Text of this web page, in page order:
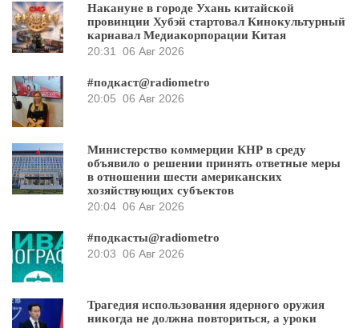
Накануне в городе Ухань китайской
провинции Хубэй стартовал Кинокультурный
карнавал Медиакорпорации Китая
20:31
06 Авг 2026
#подкаст@radiometro
20:05 06 Авг 2026
Министерство коммерции КНР в среду
объявило о решении принять ответные меры
в отношении шести американских
хозяйствующих субъектов
20:04 06 Авг 2026
#подкасты@radiometro
20:03 06 Авг 2026
Трагедия использования ядерного оружия
никогда не должна повториться, а уроки